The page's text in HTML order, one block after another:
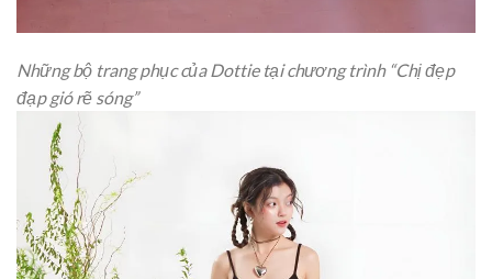
Những bộ trang phục của Dottie tại chương trình “Chị đẹp
đạp gió rẽ sóng”